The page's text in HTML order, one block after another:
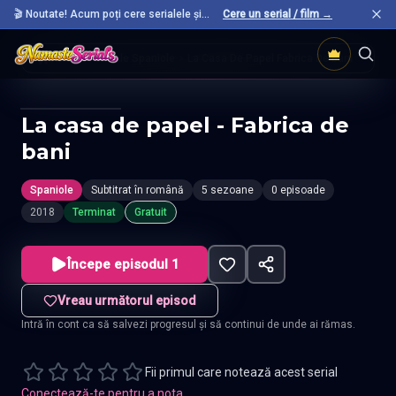
🎬 Noutate! Acum poți cere serialele și
filmele preferate care nu sunt încă pe site.
Cere un serial / film →
Acasă Seriale Spaniole La Casa De Papel Fabrica De Bani
La casa de papel - Fabrica de
bani
Spaniole Subtitrat în română 5 sezoane
0 episoade
2018
Terminat Gratuit
Începe episodul 1
Vreau următorul episod
Intră în cont ca să salvezi progresul și să continui de unde ai rămas.
Fii primul care notează acest serial